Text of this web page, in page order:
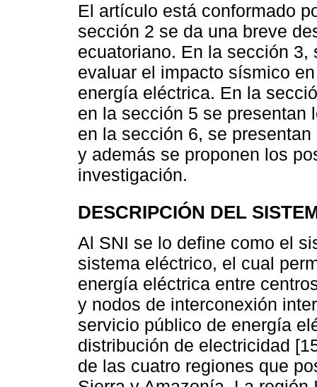
El artículo está conformado
sección 2 se da una breve
ecuatoriano. En la sección
evaluar el impacto sísmico
energía eléctrica. En la
en la sección 5 se presentan
en la sección 6, se
y además se proponen los
investigación.
DESCRIPCIÓN DEL
Al SNI se lo define como el
sistema eléctrico, el cual
energía eléctrica entre
y nodos de interconexión
servicio público de energía
distribución de electricidad
de las cuatro regiones que